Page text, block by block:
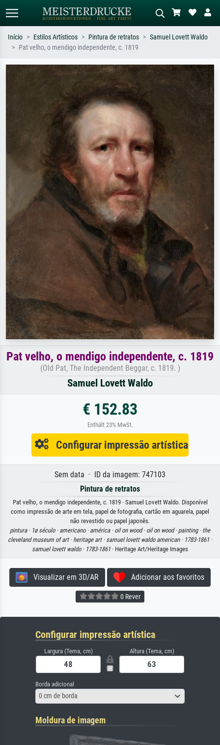
Pesquise por artista, título ou estilo –
ex: Monet, Noite Estrelada,
impressionismo, onda de Hokusai, nu.
Descreva a cena – ex: prado verde,
abstrato com muito vermelho, pintura
a óleo escura, nu em pé ao lado de
uma árvore.
Início Estilos Artísticos Pintura de retratos
Samuel Lovett Waldo
Pat velho, o mendigo independente, c. 1819
Pat velho, o mendigo independente, c. 1819
(Old Pat, The Independent Beggar, c. 1819. )
Samuel Lovett Waldo
€ 152.83
Enthält 23% MwSt.
Configurar impressão artística
Sem data · ID da imagem: 747103
Pintura de retratos
Pat velho, o mendigo independente, c. 1819 · Samuel Lovett Waldo. Disponível
como impressão de arte em tela, papel de fotografia, cartão em aguarela, papel
não revestido ou papel japonês.
pintura · 1ø século · americano · américa · oil on wood · oil on wood · painting · the
cleveland museum of art · heritage art · samuel lovett waldo american · 1783-1861 ·
samuel lovett waldo · 1783-1861· Heritage Art/Heritage Images
Visualizar em 3D/AR Adicionar aos favoritos
0 Rever
Configurar impressão artística
Largura (Tema, cm) Altura (Tema, cm)
Borda adicional
0 cm de borda
Moldura de imagem